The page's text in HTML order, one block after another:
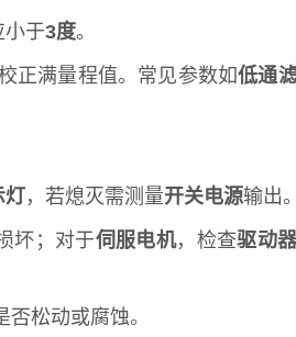
小于3度。
正满量程值。常见参数如低通
灯，若熄灭需测量开关电源输出
坏；对于伺服电机，检查驱动
否松动或腐蚀。